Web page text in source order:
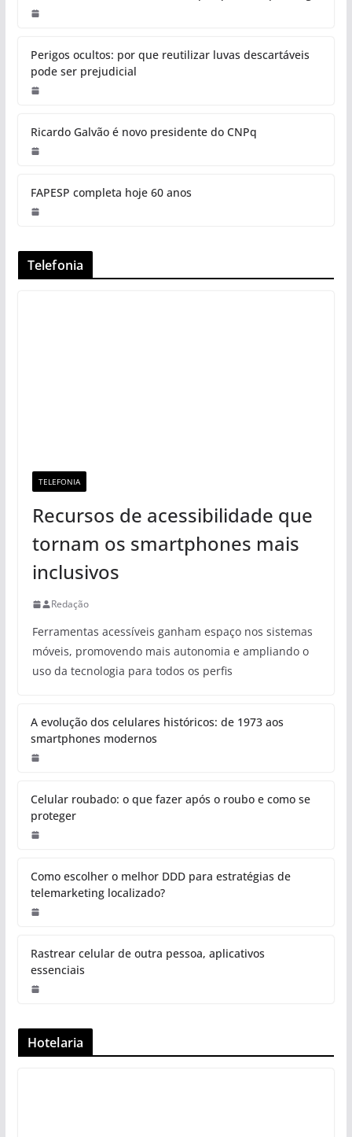
Perigos ocultos: por que reutilizar luvas descartáveis
pode ser prejudicial
Ricardo Galvão é novo presidente do CNPq
FAPESP completa hoje 60 anos
Telefonia
TELEFONIA
Recursos de acessibilidade que
tornam os smartphones mais
inclusivos
Redação
Ferramentas acessíveis ganham espaço nos sistemas
móveis, promovendo mais autonomia e ampliando o
uso da tecnologia para todos os perfis
A evolução dos celulares históricos: de 1973 aos
smartphones modernos
Celular roubado: o que fazer após o roubo e como se
proteger
Como escolher o melhor DDD para estratégias de
telemarketing localizado?
Rastrear celular de outra pessoa, aplicativos
essenciais
Hotelaria